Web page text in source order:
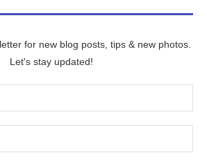
for new blog posts, tips & new photos.
Let's stay updated!